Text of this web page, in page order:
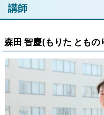
ト
ッ
に
戻
講師
森田 智慶(もりた ともの